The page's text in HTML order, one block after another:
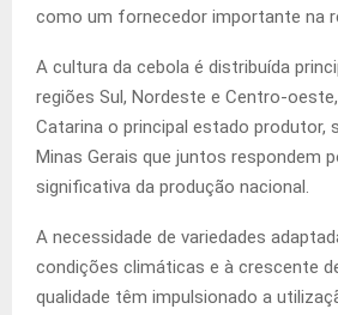
como um fornecedor importante na
A cultura da cebola é distribuída
regiões Sul, Nordeste e Centro-
Catarina o principal estado produtor,
Minas Gerais que juntos respondem
significativa da produção nacional.
A necessidade de variedades
condições climáticas e à crescente
qualidade têm impulsionado a